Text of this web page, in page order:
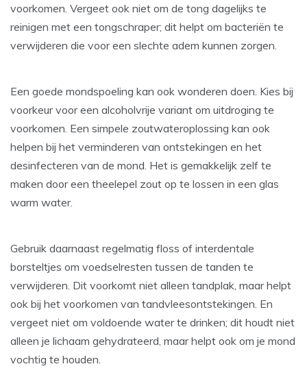
voorkomen. Vergeet ook niet om de tong dagelijks te
reinigen met een tongschraper; dit helpt om bacteriën te
verwijderen die voor een slechte adem kunnen zorgen.
Een goede mondspoeling kan ook wonderen doen. Kies bij
voorkeur voor een alcoholvrije variant om uitdroging te
voorkomen. Een simpele zoutwateroplossing kan ook
helpen bij het verminderen van ontstekingen en het
desinfecteren van de mond. Het is gemakkelijk zelf te
maken door een theelepel zout op te lossen in een glas
warm water.
Gebruik daarnaast regelmatig floss of interdentale
borsteltjes om voedselresten tussen de tanden te
verwijderen. Dit voorkomt niet alleen tandplak, maar helpt
ook bij het voorkomen van tandvleesontstekingen. En
vergeet niet om voldoende water te drinken; dit houdt niet
alleen je lichaam gehydrateerd, maar helpt ook om je mond
vochtig te houden.